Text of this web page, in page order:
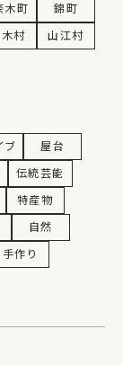
木町
錦町
村
山江村
ブ
屋台
伝統芸能
特産物
自然
手作り